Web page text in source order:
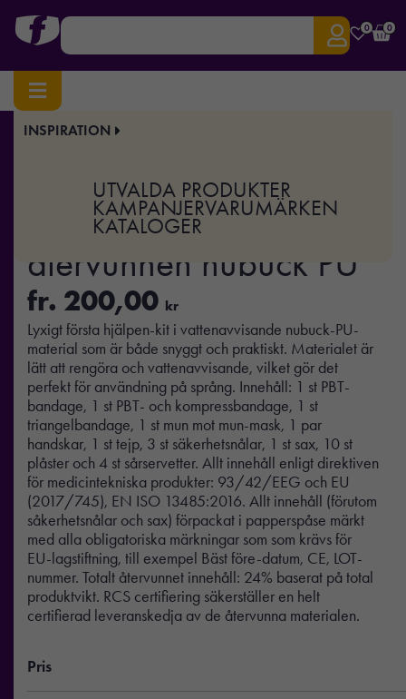
0 0
INSPIRATION
UTVALDA PRODUKTER
KAMPANJERVARUMÄRKEN
KATALOGER
Hem/Hälsa/Första hjälpen
Första hjälpen-set i RCS
återvunnen nubuck PU
fr. 200,00 kr
Lyxigt första hjälpen-kit i vattenavvisande nubuck-PU-
material som är både snyggt och praktiskt. Materialet är
lätt att rengöra och vattenavvisande, vilket gör det
perfekt för användning på språng. Innehåll: 1 st PBT-
bandage, 1 st PBT- och kompressbandage, 1 st
triangelbandage, 1 st mun mot mun-mask, 1 par
handskar, 1 st tejp, 3 st säkerhetsnålar, 1 st sax, 10 st
plåster och 4 st sårservetter. Allt innehåll enligt direktiven
för medicintekniska produkter: 93/42/EEG och EU
(2017/745), EN ISO 13485:2016. Allt innehåll (förutom
såkerhetsnålar och sax) förpackat i papperspåse märkt
med alla obligatoriska märkningar som som krävs för
EU-lagstiftning, till exempel Bäst före-datum, CE, LOT-
nummer. Totalt återvunnet innehåll: 24% baserat på total
produktvikt. RCS certifiering säkerställer en helt
certifierad leveranskedja av de återvunna materialen.
Pris